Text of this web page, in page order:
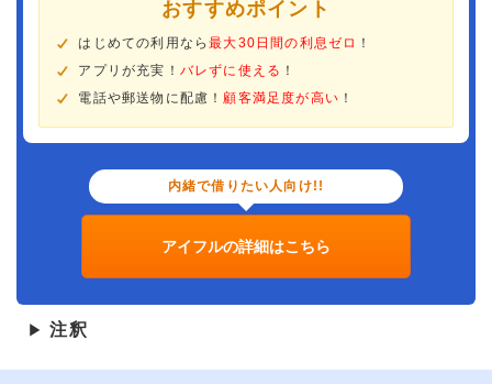
おすすめポイント
はじめての利用なら最大30日間の利息ゼロ ！
アプリが充実！ バレずに使える ！
電話や郵送物に配慮！顧客満足度が高い ！
内緒で借りたい人向け!!
アイフルの詳細はこちら
▶ 注釈